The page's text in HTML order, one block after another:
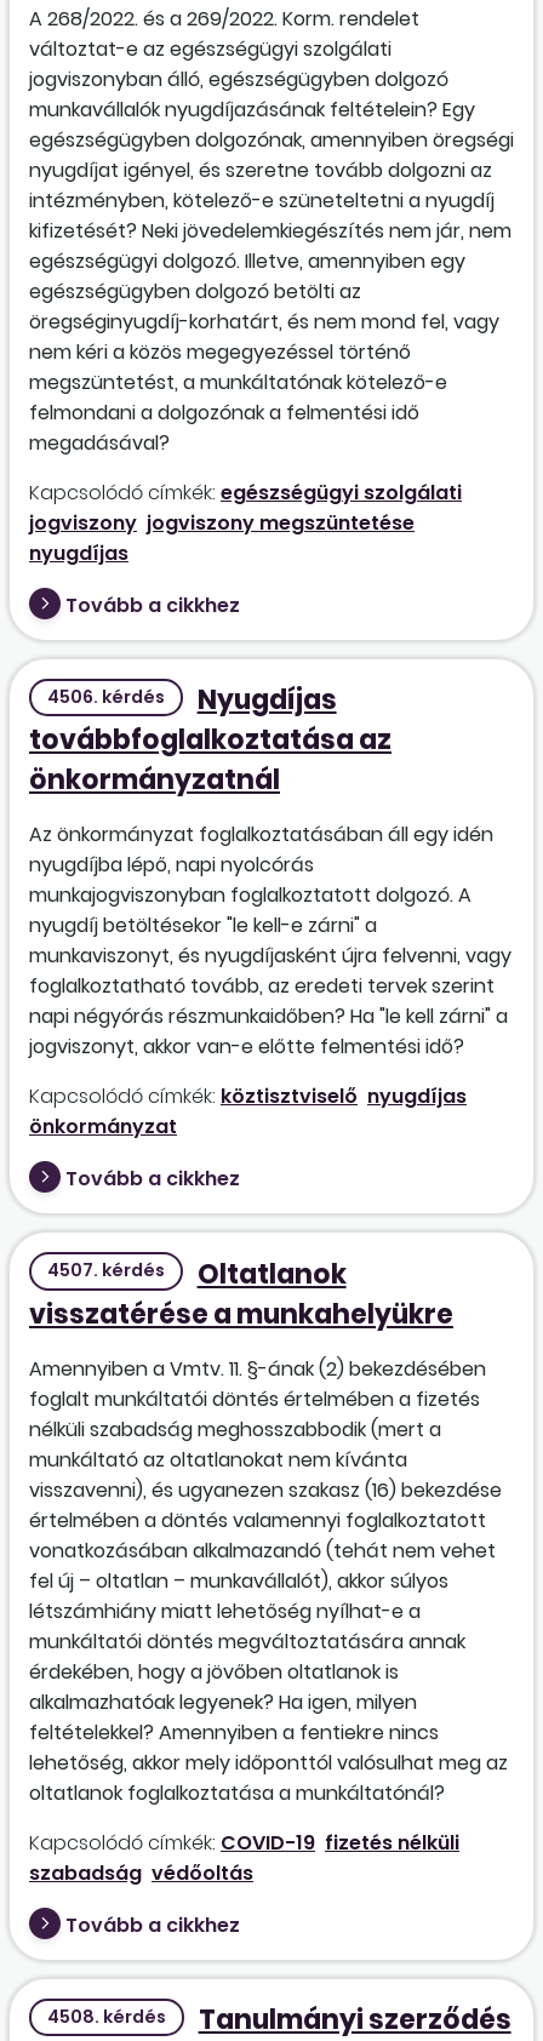
A 268/2022. és a 269/2022. Korm. rendelet
változtat-e az egészségügyi szolgálati
jogviszonyban álló, egészségügyben dolgozó
munkavállalók nyugdíjazásának feltételein? Egy
egészségügyben dolgozónak, amennyiben öregségi
nyugdíjat igényel, és szeretne tovább dolgozni az
intézményben, kötelező-e szüneteltetni a nyugdíj
kifizetését? Neki jövedelemkiegészítés nem jár, nem
egészségügyi dolgozó. Illetve, amennyiben egy
egészségügyben dolgozó betölti az
öregséginyugdíj-korhatárt, és nem mond fel, vagy
nem kéri a közös megegyezéssel történő
megszüntetést, a munkáltatónak kötelező-e
felmondani a dolgozónak a felmentési idő
megadásával?
Kapcsolódó címkék: egészségügyi szolgálati
jogviszony jogviszony megszüntetése
nyugdíjas
Tovább a cikkhez
4506. kérdés
Nyugdíjas
továbbfoglalkoztatása az
önkormányzatnál
Az önkormányzat foglalkoztatásában áll egy idén
nyugdíjba lépő, napi nyolcórás
munkajogviszonyban foglalkoztatott dolgozó. A
nyugdíj betöltésekor "le kell-e zárni" a
munkaviszonyt, és nyugdíjasként újra felvenni, vagy
foglalkoztatható tovább, az eredeti tervek szerint
napi négyórás részmunkaidőben? Ha "le kell zárni" a
jogviszonyt, akkor van-e előtte felmentési idő?
Kapcsolódó címkék: köztisztviselő nyugdíjas
önkormányzat
Tovább a cikkhez
4507. kérdés
Oltatlanok
visszatérése a munkahelyükre
Amennyiben a Vmtv. 11. §-ának (2) bekezdésében
foglalt munkáltatói döntés értelmében a fizetés
nélküli szabadság meghosszabbodik (mert a
munkáltató az oltatlanokat nem kívánta
visszavenni), és ugyanezen szakasz (16) bekezdése
értelmében a döntés valamennyi foglalkoztatott
vonatkozásában alkalmazandó (tehát nem vehet
fel új – oltatlan – munkavállalót), akkor súlyos
létszámhiány miatt lehetőség nyílhat-e a
munkáltatói döntés megváltoztatására annak
érdekében, hogy a jövőben oltatlanok is
alkalmazhatóak legyenek? Ha igen, milyen
feltételekkel? Amennyiben a fentiekre nincs
lehetőség, akkor mely időponttól valósulhat meg az
oltatlanok foglalkoztatása a munkáltatónál?
Kapcsolódó címkék: COVID-19 fizetés nélküli
szabadság védőoltás
Tovább a cikkhez
4508. kérdés Tanulmányi szerződés